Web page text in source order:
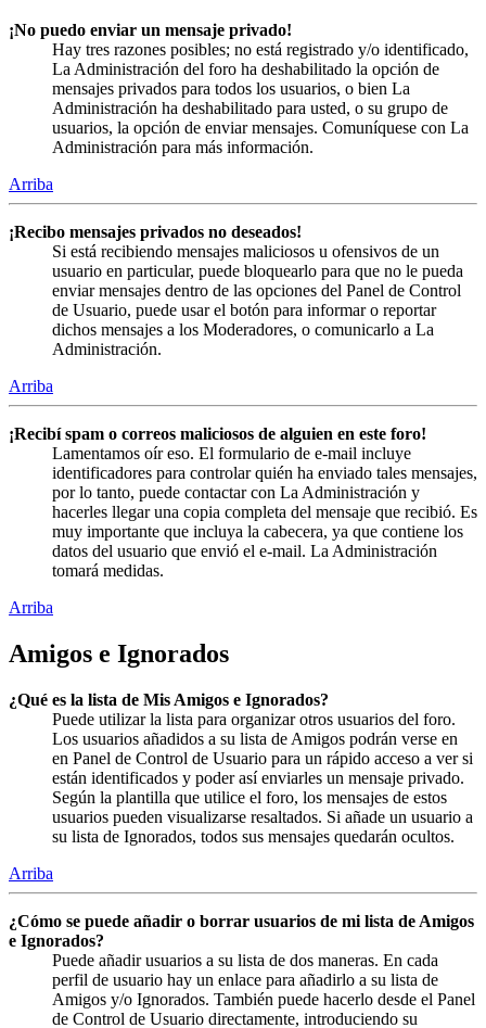
¡No puedo enviar un mensaje privado!
Hay tres razones posibles; no está registrado y/o identificado,
La Administración del foro ha deshabilitado la opción de
mensajes privados para todos los usuarios, o bien La
Administración ha deshabilitado para usted, o su grupo de
usuarios, la opción de enviar mensajes. Comuníquese con La
Administración para más información.
Arriba
¡Recibo mensajes privados no deseados!
Si está recibiendo mensajes maliciosos u ofensivos de un
usuario en particular, puede bloquearlo para que no le pueda
enviar mensajes dentro de las opciones del Panel de Control
de Usuario, puede usar el botón para informar o reportar
dichos mensajes a los Moderadores, o comunicarlo a La
Administración.
Arriba
¡Recibí spam o correos maliciosos de alguien en este foro!
Lamentamos oír eso. El formulario de e-mail incluye
identificadores para controlar quién ha enviado tales mensajes,
por lo tanto, puede contactar con La Administración y
hacerles llegar una copia completa del mensaje que recibió. Es
muy importante que incluya la cabecera, ya que contiene los
datos del usuario que envió el e-mail. La Administración
tomará medidas.
Arriba
Amigos e Ignorados
¿Qué es la lista de Mis Amigos e Ignorados?
Puede utilizar la lista para organizar otros usuarios del foro.
Los usuarios añadidos a su lista de Amigos podrán verse en
en Panel de Control de Usuario para un rápido acceso a ver si
están identificados y poder así enviarles un mensaje privado.
Según la plantilla que utilice el foro, los mensajes de estos
usuarios pueden visualizarse resaltados. Si añade un usuario a
su lista de Ignorados, todos sus mensajes quedarán ocultos.
Arriba
¿Cómo se puede añadir o borrar usuarios de mi lista de Amigos
e Ignorados?
Puede añadir usuarios a su lista de dos maneras. En cada
perfil de usuario hay un enlace para añadirlo a su lista de
Amigos y/o Ignorados. También puede hacerlo desde el Panel
de Control de Usuario directamente, introduciendo su